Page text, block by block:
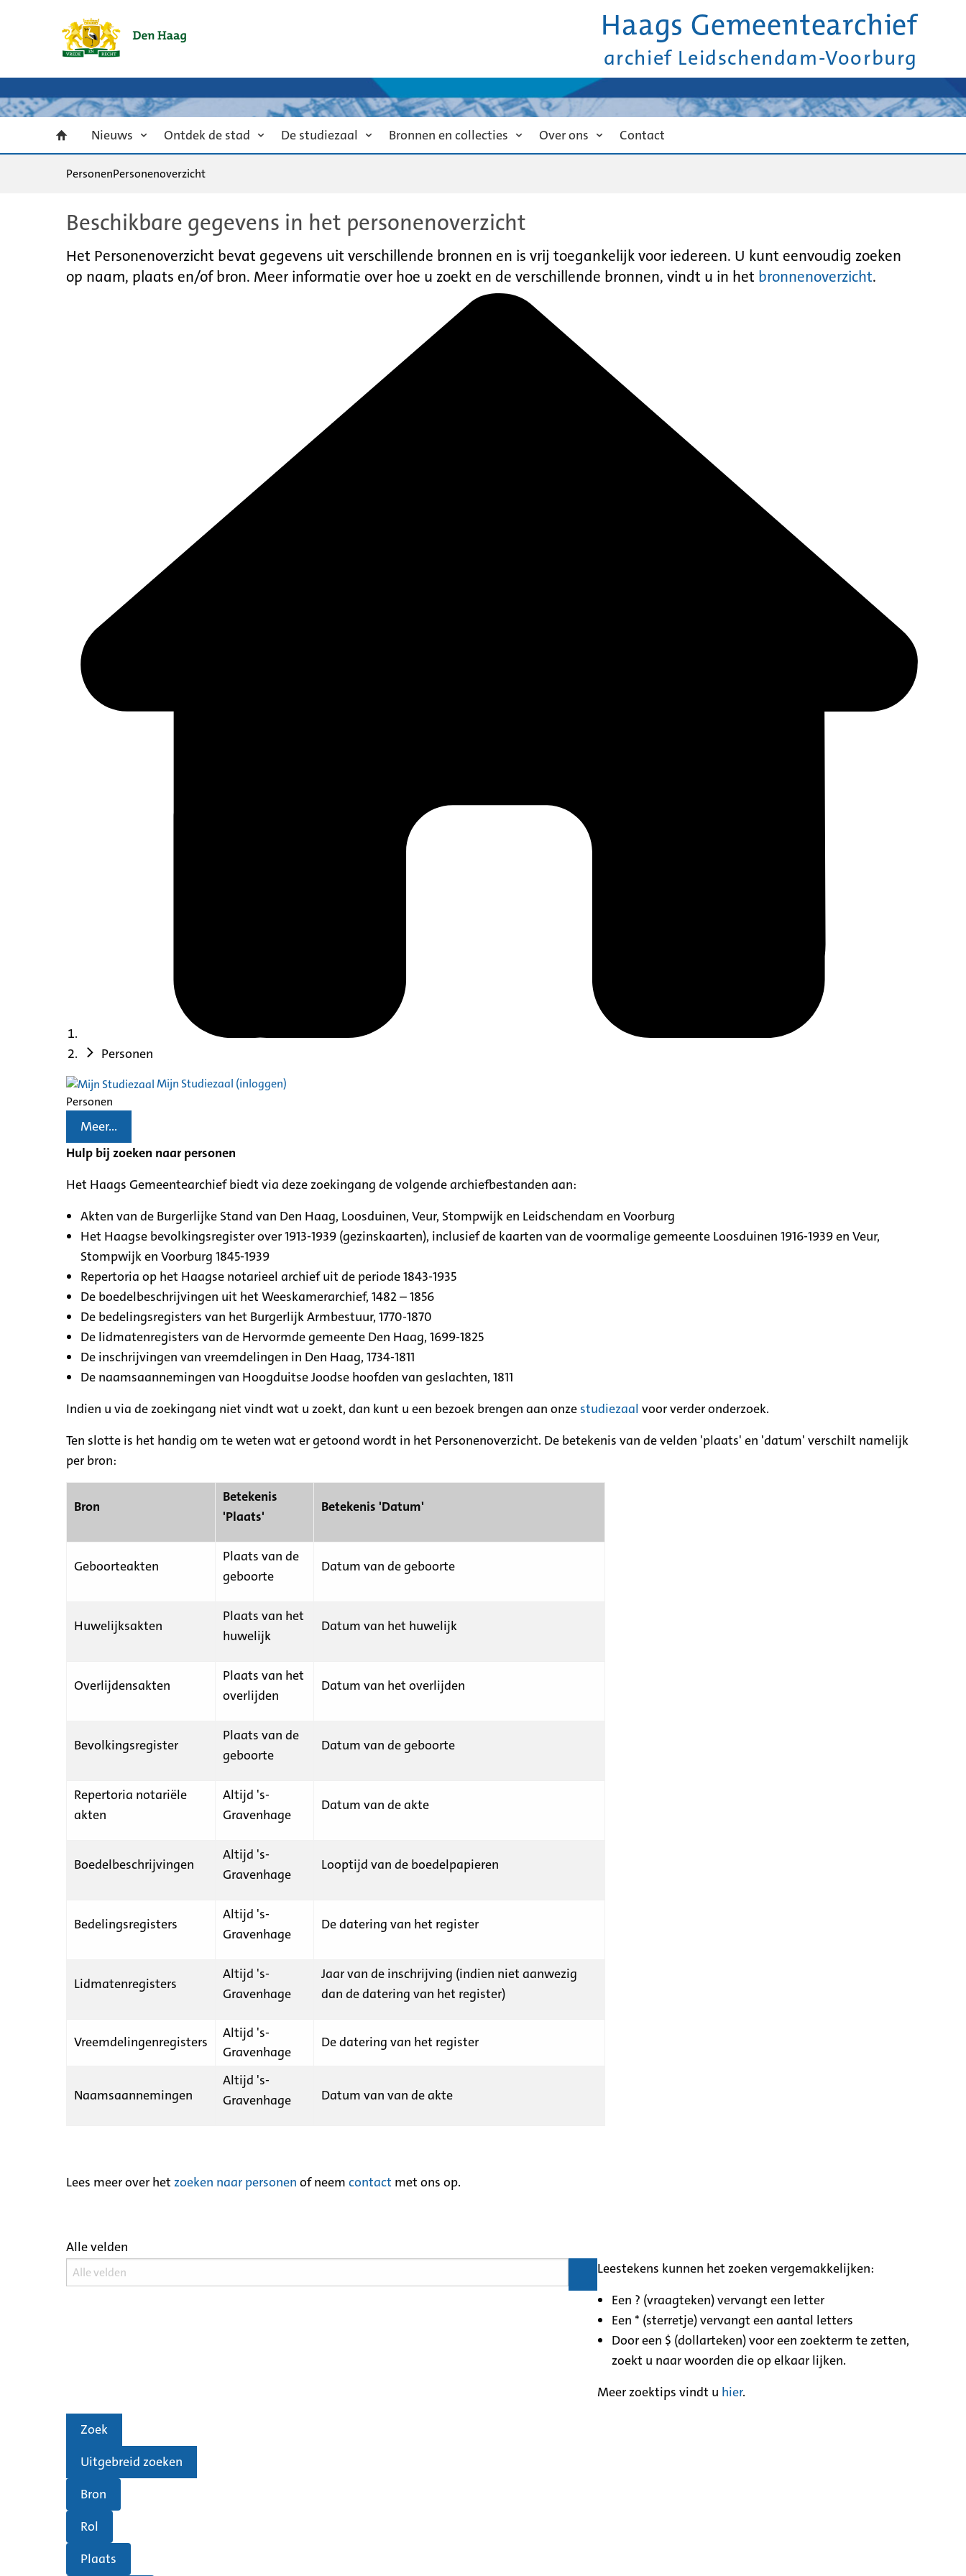
Haags Gemeentearchief
archief Leidschendam-Voorburg
Nieuws Ontdek de stad De studiezaal Bronnen en collecties Over ons Contact
PersonenPersonenoverzicht
Beschikbare gegevens in het personenoverzicht
Het Personenoverzicht bevat gegevens uit verschillende bronnen en is vrij toegankelijk voor iedereen. U kunt eenvoudig zoeken
op naam, plaats en/of bron. Meer informatie over hoe u zoekt en de verschillende bronnen, vindt u in het bronnenoverzicht.
Personen
Mijn Studiezaal (inloggen)
Personen
Meer...
Hulp bij zoeken naar personen
Het Haags Gemeentearchief biedt via deze zoekingang de volgende archiefbestanden aan:
Akten van de Burgerlijke Stand van Den Haag, Loosduinen, Veur, Stompwijk en Leidschendam en Voorburg
Het Haagse bevolkingsregister over 1913-1939 (gezinskaarten), inclusief de kaarten van de voormalige gemeente Loosduinen 1916-1939 en Veur,
Stompwijk en Voorburg 1845-1939
Repertoria op het Haagse notarieel archief uit de periode 1843-1935
De boedelbeschrijvingen uit het Weeskamerarchief, 1482 – 1856
De bedelingsregisters van het Burgerlijk Armbestuur, 1770-1870
De lidmatenregisters van de Hervormde gemeente Den Haag, 1699-1825
De inschrijvingen van vreemdelingen in Den Haag, 1734-1811
De naamsaannemingen van Hoogduitse Joodse hoofden van geslachten, 1811
Indien u via de zoekingang niet vindt wat u zoekt, dan kunt u een bezoek brengen aan onze studiezaal voor verder onderzoek.
Ten slotte is het handig om te weten wat er getoond wordt in het Personenoverzicht. De betekenis van de velden 'plaats' en 'datum' verschilt namelijk
per bron:
Bron
Betekenis
'Plaats'
Betekenis 'Datum'
Geboorteakten
Plaats van de
geboorte
Datum van de geboorte
Huwelijksakten
Plaats van het
huwelijk
Datum van het huwelijk
Overlijdensakten
Plaats van het
overlijden
Datum van het overlijden
Bevolkingsregister
Plaats van de
geboorte
Datum van de geboorte
Repertoria notariële
akten
Altijd 's-
Gravenhage
Datum van de akte
Boedelbeschrijvingen
Altijd 's-
Gravenhage
Looptijd van de boedelpapieren
Bedelingsregisters
Altijd 's-
Gravenhage
De datering van het register
Lidmatenregisters
Altijd 's-
Gravenhage
Jaar van de inschrijving (indien niet aanwezig
dan de datering van het register)
Vreemdelingenregisters
Altijd 's-
Gravenhage
De datering van het register
Naamsaannemingen
Altijd 's-
Gravenhage
Datum van van de akte
Lees meer over het zoeken naar personen of neem contact met ons op.
Alle velden
Leestekens kunnen het zoeken vergemakkelijken:
Een ? (vraagteken) vervangt een letter
Een * (sterretje) vervangt een aantal letters
Door een $ (dollarteken) voor een zoekterm te zetten,
zoekt u naar woorden die op elkaar lijken.
Meer zoektips vindt u hier.
Zoek
Uitgebreid zoeken
Bron
Rol
Plaats